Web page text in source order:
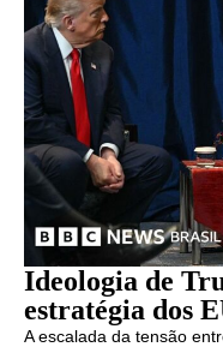
Ideologia de
estratégia dos
A escalada da tensão